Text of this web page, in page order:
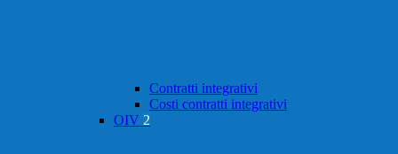
Contratti integrativi
Costi contratti integrativi
OIV 2